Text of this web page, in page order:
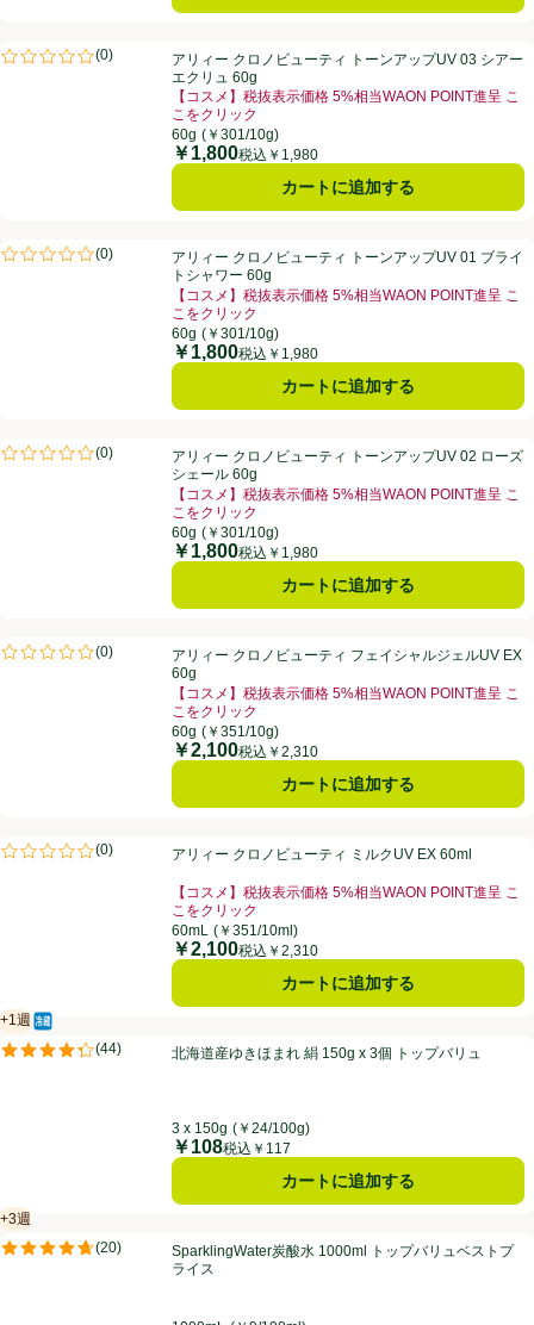
アリィー クロノビューティ トーンアップUV 03 シアーエクリュ 60g
(0)
評価は0件のレビューで5点中0.0点。アリィー クロノビューティ トーンアップUV 03 シアー
エクリュ 60g
【コスメ】税抜表示価格 5%相当WAON POINT進呈 こ
こをクリック
60g (￥301/10g)
価格
￥1,800税込￥1,980
カートに追加する
アリィー クロノビューティ トーンアップUV 01 ブライトシャワー 60g
(0)
評価は0件のレビューで5点中0.0点。アリィー クロノビューティ トーンアップUV 01 ブライ
トシャワー 60g
【コスメ】税抜表示価格 5%相当WAON POINT進呈 こ
こをクリック
60g (￥301/10g)
価格
￥1,800税込￥1,980
カートに追加する
アリィー クロノビューティ トーンアップUV 02 ローズシェール 60g
(0)
評価は0件のレビューで5点中0.0点。アリィー クロノビューティ トーンアップUV 02 ローズ
シェール 60g
【コスメ】税抜表示価格 5%相当WAON POINT進呈 こ
こをクリック
60g (￥301/10g)
価格
￥1,800税込￥1,980
カートに追加する
アリィー クロノビューティ フェイシャルジェルUV EX 60g
(0)
評価は0件のレビューで5点中0.0点。アリィー クロノビューティ フェイシャルジェルUV EX
60g
【コスメ】税抜表示価格 5%相当WAON POINT進呈 こ
こをクリック
60g (￥351/10g)
価格
￥2,100税込￥2,310
カートに追加する
アリィー クロノビューティ ミルクUV EX 60ml
(0)
評価は0件のレビューで5点中0.0点。アリィー クロノビューティ ミルクUV EX 60ml
【コスメ】税抜表示価格 5%相当WAON POINT進呈 こ
こをクリック
60mL (￥351/10ml)
価格
￥2,100税込￥2,310
カートに追加する
北海道産ゆきほまれ 絹 150g x 3個 トップバリュ
+1週
賞味・消費期限保証：１週間
冷蔵食品
(44)
評価は44件のレビューで5点中4.3点。北海道産ゆきほまれ 絹 150g x 3個 トップバリュ
3 x 150g (￥24/100g)
価格
￥108税込￥117
カートに追加する
SparklingWater炭酸水 1000ml トップバリュベストプライス
+3週
賞味・消費期限保証：3週間
(20)
評価は20件のレビューで5点中4.7点。SparklingWater炭酸水 1000ml トップバリュベストプ
ライス